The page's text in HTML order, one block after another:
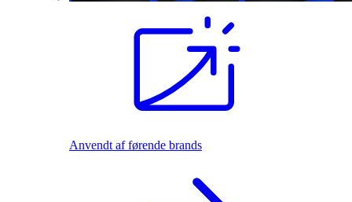
Anvendt af førende brands